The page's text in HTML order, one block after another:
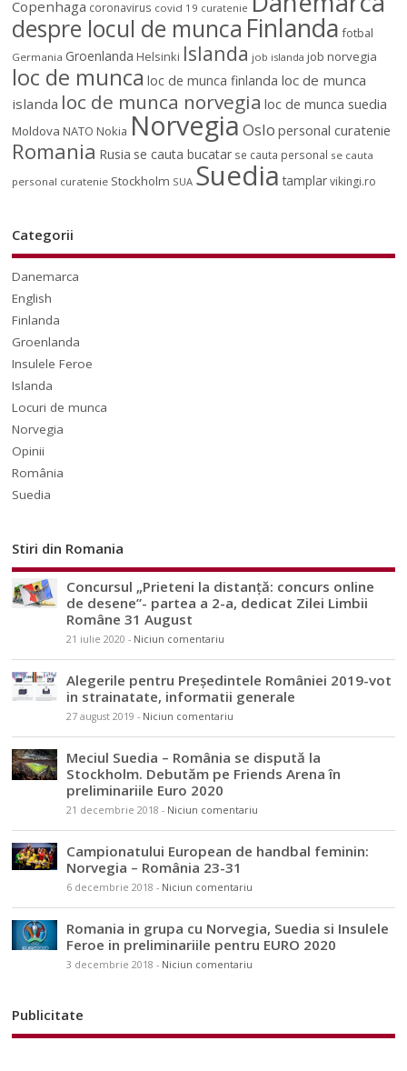
Copenhaga coronavirus covid 19 curatenie
despre locul de munca Finlanda fotbal
Germania Groenlanda Helsinki Islanda job islanda job norvegia
loc de munca loc de munca finlanda loc de munca
islanda loc de munca norvegia loc de munca suedia
Moldova NATO Nokia NorvegiaOslo personal curatenie
Romania Rusia se cauta bucatar se cauta personal se cauta
personal curatenie Stockholm SUA Suedia tamplar vikingi.ro
Categorii
Danemarca
English
Finlanda
Groenlanda
Insulele Feroe
Islanda
Locuri de munca
Norvegia
Opinii
România
Suedia
Stiri din Romania
Concursul „Prieteni la distanță: concurs online
de desene”- partea a 2-a, dedicat Zilei Limbii
Române 31 August
21 iulie 2020 - Niciun comentariu
Alegerile pentru Președintele României 2019-vot
in strainatate, informatii generale
27 august 2019 - Niciun comentariu
Meciul Suedia – România se dispută la
Stockholm. Debutăm pe Friends Arena în
preliminariile Euro 2020
21 decembrie 2018 - Niciun comentariu
Campionatului European de handbal feminin:
Norvegia – România 23-31
6 decembrie 2018 - Niciun comentariu
Romania in grupa cu Norvegia, Suedia si Insulele
Feroe in preliminariile pentru EURO 2020
3 decembrie 2018 - Niciun comentariu
Publicitate